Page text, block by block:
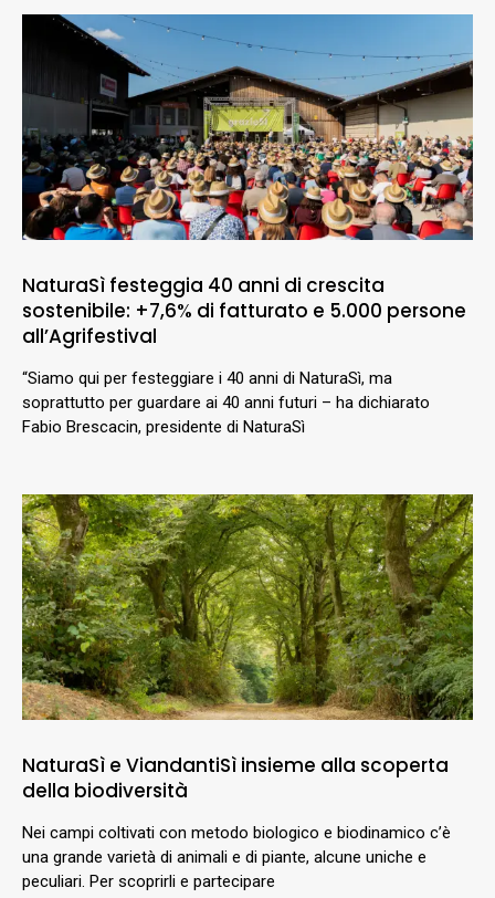
NaturaSì festeggia 40 anni di crescita
sostenibile: +7,6% di fatturato e 5.000 persone
all’Agrifestival
“Siamo qui per festeggiare i 40 anni di NaturaSì, ma
soprattutto per guardare ai 40 anni futuri – ha dichiarato
Fabio Brescacin, presidente di NaturaSì
NaturaSì e ViandantiSì insieme alla scoperta
della biodiversità
Nei campi coltivati con metodo biologico e biodinamico c’è
una grande varietà di animali e di piante, alcune uniche e
peculiari. Per scoprirli e partecipare